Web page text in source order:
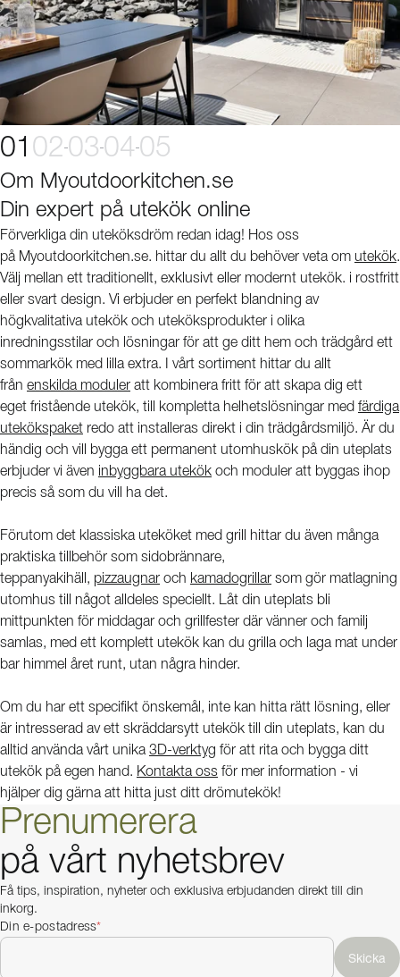
01 02 03 04 05
Om Myoutdoorkitchen.se
Din expert på utekök online
Förverkliga din uteköksdröm redan idag! Hos oss
på Myoutdoorkitchen.se. hittar du allt du behöver veta om utekök.
Välj mellan ett traditionellt, exklusivt eller modernt utekök. i rostfritt
eller svart design. Vi erbjuder en perfekt blandning av
högkvalitativa utekök och uteköksprodukter i olika
inredningsstilar och lösningar för att ge ditt hem och trädgård ett
sommarkök med lilla extra. I vårt sortiment hittar du allt
från enskilda moduler att kombinera fritt för att skapa dig ett
eget fristående utekök, till kompletta helhetslösningar med färdiga
utekökspaket redo att installeras direkt i din trädgårdsmiljö. Är du
händig och vill bygga ett permanent utomhuskök på din uteplats
erbjuder vi även
inbyggbara utekök och moduler att byggas ihop
precis så som du vill ha det.
Förutom det klassiska uteköket med grill hittar du även många
praktiska tillbehör som sidobrännare,
teppanyakihäll, pizzaugnar och kamadogrillar som gör matlagning
utomhus till något alldeles speciellt. Låt din uteplats bli
mittpunkten för middagar och grillfester där vänner och familj
samlas, med ett komplett utekök kan du grilla och laga mat under
bar himmel året runt, utan några hinder.
Om du har ett specifikt önskemål, inte kan hitta rätt lösning, eller
är intresserad av ett skräddarsytt utekök till din uteplats, kan du
alltid använda vårt unika 3D-verktyg för att rita och bygga ditt
utekök på egen hand. Kontakta oss för mer information - vi
hjälper dig gärna att hitta just ditt drömutekök!
Prenumerera
på vårt nyhetsbrev
Få tips, inspiration, nyheter och exklusiva erbjudanden direkt till din
inkorg.
Din e-postadress*
Skicka